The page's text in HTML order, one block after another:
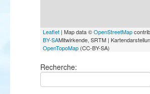
Leaflet | Map data ©OpenStreetMap
BY-SAMitwirkende, SRTM |
OpenTopoMap (CC-BY-SA)
Recherche: